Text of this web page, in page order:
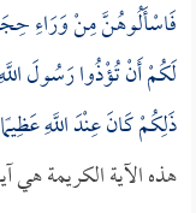
فَاسْأَلُوهُنَّ مِنْ وَرَاءِ
لَكُمْ أَنْ تُؤْذُوا رَسُولَ
ذَلِكُمْ كَانَ عِنْدَ اللَّهِ عَظِيمًا
هذه الآية الكريمة